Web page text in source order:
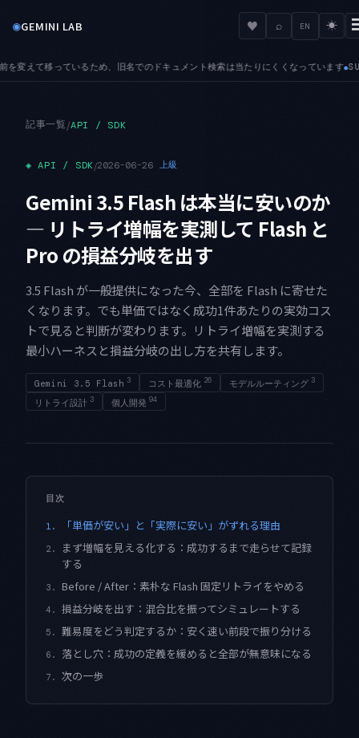
◉GEMINI LAB ♥ ⌕ EN ☀
は当たりにくくなっています●SUNSET — 8月は停止日が4つ並びます。
記事一覧/API / SDK
◈ API / SDK/2026-06-26 上級
Gemini 3.5 Flash は本当に安いのか
— リトライ増幅を実測して Flash と
Pro の損益分岐を出す
3.5 Flash が一般提供になった今、全部を Flash に寄せた
くなります。でも単価ではなく成功1件あたりの実効コス
トで見ると判断が変わります。リトライ増幅を実測する
最小ハーネスと損益分岐の出し方を共有します。
Gemini 3.5 Flash 3 コスト最適化 26 モデルルーティング 3
リトライ設計 3 個人開発 94
目次
1. 「単価が安い」と「実際に安い」がずれる理由
2.
まず増幅を見える化する：成功するまで走らせて記録
する
3. Before / After：素朴な Flash 固定リトライをやめる
4. 損益分岐を出す：混合比を振ってシミュレートする
5. 難易度をどう判定するか：安く速い前段で振り分ける
6. 落とし穴：成功の定義を緩めると全部が無意味になる
7. 次の一歩